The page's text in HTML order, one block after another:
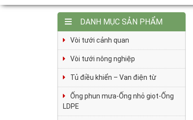
DANH MỤC SẢN PHẨM
Vòi tưới cảnh quan
Vòi tưới nông nghiệp
Tủ điều khiển – Van điện từ
Ống phun mưa-Ống nhỏ giọt-Ống
LDPE